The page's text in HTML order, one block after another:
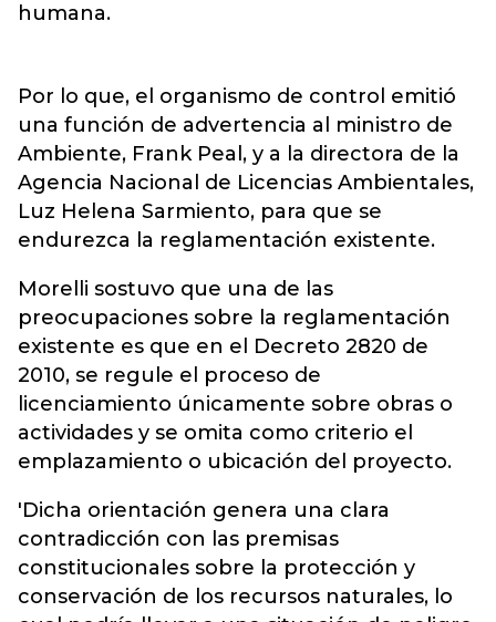
humana.
Por lo que, el organismo de control emitió
una función de advertencia al ministro de
Ambiente, Frank Peal, y a la directora de la
Agencia Nacional de Licencias Ambientales,
Luz Helena Sarmiento, para que se
endurezca la reglamentación existente.
Morelli sostuvo que una de las
preocupaciones sobre la reglamentación
existente es que en el Decreto 2820 de
2010, se regule el proceso de
licenciamiento únicamente sobre obras o
actividades y se omita como criterio el
emplazamiento o ubicación del proyecto.
'Dicha orientación genera una clara
contradicción con las premisas
constitucionales sobre la protección y
conservación de los recursos naturales, lo